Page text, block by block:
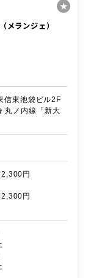
ランジェ）
信東池袋ビル2F
丸ノ内線「新大
円
円